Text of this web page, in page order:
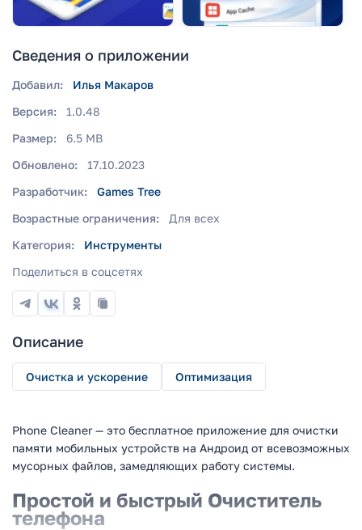
Сведения о приложении
Добавил:
Илья Макаров
Версия:
1.0.48
Размер:
6.5 MB
Обновлено:
17.10.2023
Разработчик:
Games Tree
Возрастные ограничения:
Для всех
Категория:
Инструменты
Поделиться в соцсетях
Описание
Очистка и ускорение Оптимизация
Phone Cleaner — это бесплатное приложение для очистки
памяти мобильных устройств на Андроид от всевозможных
мусорных файлов, замедляющих работу системы.
Простой и быстрый Очиститель
телефона